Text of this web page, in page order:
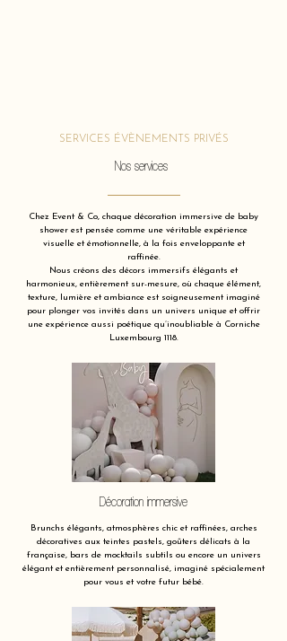
SERVICES ÉVÈNEMENTS PRIVÉS
Nos services
Chez Event & Co, chaque décoration immersive de baby
shower est pensée comme une véritable expérience
visuelle et émotionnelle, à la fois enveloppante et
raffinée.
Nous créons des décors immersifs élégants et
harmonieux, entièrement sur-mesure, où chaque élément,
texture, lumière et ambiance est soigneusement imaginé
pour plonger vos invités dans un univers unique et offrir
une expérience aussi poétique qu’inoubliable à Corniche
Luxembourg 1118.
Décoration immersive
Brunchs élégants, atmosphères chic et raffinées, arches
décoratives aux teintes pastels, goûters délicats à la
française, bars de mocktails subtils ou encore un univers
élégant et entièrement personnalisé, imaginé spécialement
pour vous et votre futur bébé.